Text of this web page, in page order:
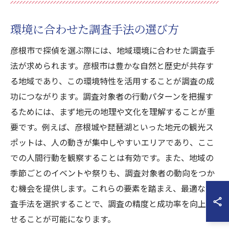
環境に合わせた調査手法の選び方
彦根市で探偵を選ぶ際には、地域環境に合わせた調査手
法が求められます。彦根市は豊かな自然と歴史が共存す
る地域であり、この環境特性を活用することが調査の成
功につながります。調査対象者の行動パターンを把握す
るためには、まず地元の地理や文化を理解することが重
要です。例えば、彦根城や琵琶湖といった地元の観光ス
ポットは、人の動きが集中しやすいエリアであり、ここ
での人間行動を観察することは有効です。また、地域の
季節ごとのイベントや祭りも、調査対象者の動向をつか
む機会を提供します。これらの要素を踏まえ、最適な調
査手法を選択することで、調査の精度と成功率を向上さ
せることが可能になります。